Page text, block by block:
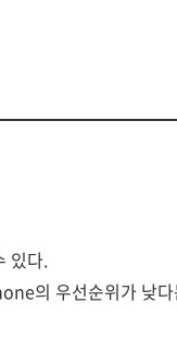
있다.
의 우선순위가 낮